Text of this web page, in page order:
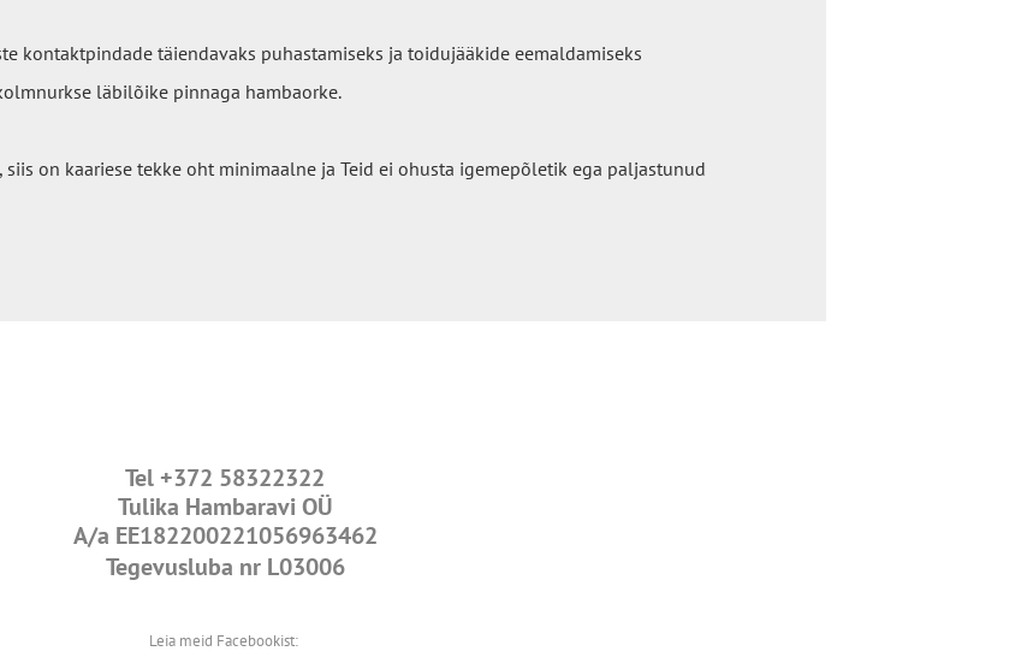
kontaktpindade täiendavaks puhastamiseks ja toidujääkide eemaldamiseks
läbilõike pinnaga hambaorke.
siis on kaariese tekke oht minimaalne ja Teid ei ohusta igemepõletik ega paljastunud
Tel +372 58322322
Tulika Hambaravi OÜ
A/a EE182200221056963462
Tegevusluba nr L03006
Leia meid Facebookist: